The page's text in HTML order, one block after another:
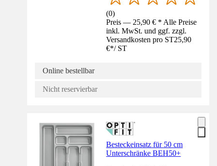
(0)
Preis — 25,90 € * Alle Preise
inkl. MwSt. und ggf. zzgl.
Versandkosten pro ST25,90
€*/ ST
Online bestellbar
Nicht reservierbar
Besteckeinsatz für 50 cm
Unterschränke BEH50+